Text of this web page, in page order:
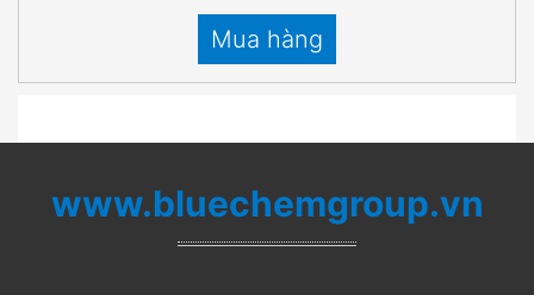
Mua hàng
www.bluechemgroup.vn